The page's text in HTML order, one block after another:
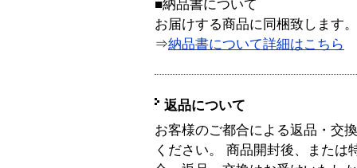
■納品書について
お届けする商品に同梱致します。
⇒納品書について詳細はこちら
返品について
お客様のご都合による返品・交
ください。 商品開封後、または